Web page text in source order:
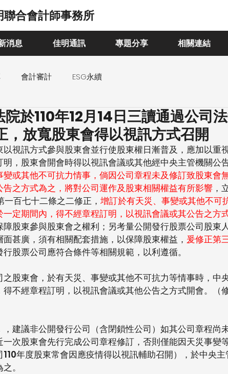
聯合會計師事務所
消息 佳明通訊 專題分享 相關連結
會計審計 ESG永續
於110年12月14日三讀通過公司
放寬股東會得以視訊方式召開
視訊方式參與股東會並行使股東權日漸普及，應加以重
，股東會開會時得以視訊會議或其他經中央主管機關公
或其他不可抗力情事，倘因公司章程未及修訂致股東會
之方式為之，將對公司運作及股東相關權益有所影響 ，
百七十二條之二修正， 增訂於有天災、事變或其他不可
定期間內，得不經章程訂明，以視訊會議或其公告之方
股東參與股東會之權利；另考量公開發行股票公司股東
甚廣，須有相關配套措施，以保障股東權益， 爰修正第
股票公司應符合條件等相關規範，以利遵循。
股東會，於有天災、事變或其他不可抗力等情事時，中
不經章程訂明，以視訊會議或其他公告之方式開會。（
建議非公開發行公司（含閉鎖性公司）如其公司章程尚
次股東會先行完成公司章程修訂，否則僅能因天災事變
年度股東常會因應疫情得以視訊輔助召開），於中央
。